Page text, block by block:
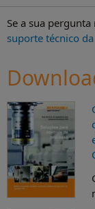
Se a sua
suporte técnico